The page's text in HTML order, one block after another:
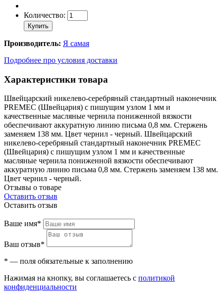
Количество:
Купить
Производитель: Я самая
Подробнее про условия доставки
Характеристики товара
Швейцарский никелево-серебряный стандартный наконечник
PREMEC (Швейцария) с пишущим узлом 1 мм и
качественные масляные чернила пониженной вязкости
обеспечивают аккуратную линию письма 0,8 мм. Стержень
заменяем 138 мм. Цвет чернил - черный. Швейцарский
никелево-серебряный стандартный наконечник PREMEC
(Швейцария) с пишущим узлом 1 мм и качественные
масляные чернила пониженной вязкости обеспечивают
аккуратную линию письма 0,8 мм. Стержень заменяем 138 мм.
Цвет чернил - черный.
Отзывы о товаре
Оставить отзыв
Оставить отзыв
Ваше имя*
Ваш отзыв*
* — поля обязательные к заполнению
Нажимая на кнопку, вы соглашаетесь с политикой
конфиденциальности